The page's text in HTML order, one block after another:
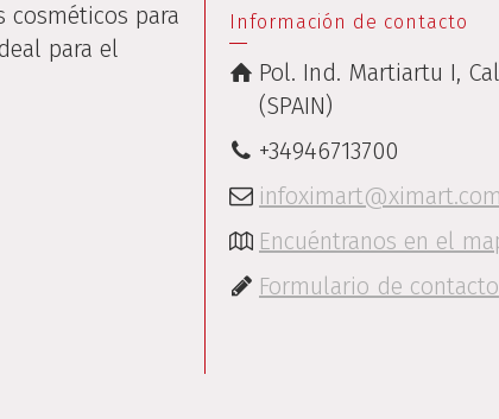
cosméticos para
para el
Información de contacto
Pol. Ind. Martiartu I,
(SPAIN)
+34946713700
infoximart@ximart.com
Encuéntranos en el
Formulario de contacto